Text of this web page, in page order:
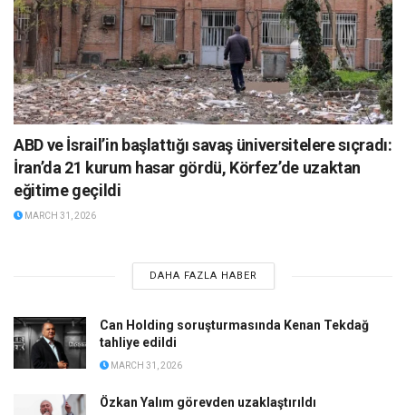
ABD ve İsrail’in başlattığı savaş üniversitelere sıçradı:
İran’da 21 kurum hasar gördü, Körfez’de uzaktan
eğitime geçildi
MARCH 31, 2026
DAHA FAZLA HABER
Can Holding soruşturmasında Kenan Tekdağ
tahliye edildi
MARCH 31, 2026
Özkan Yalım görevden uzaklaştırıldı